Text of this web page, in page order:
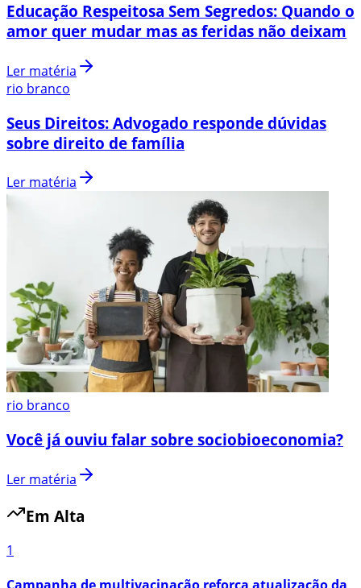
Educação Respeitosa Sem Segredos: Quando o
amor quer mudar mas as feridas não deixam
Ler matéria
rio branco
Seus Direitos: Advogado responde dúvidas
sobre direito de família
Ler matéria
rio branco
Você já ouviu falar sobre sociobioeconomia?
Ler matéria
Em Alta
1